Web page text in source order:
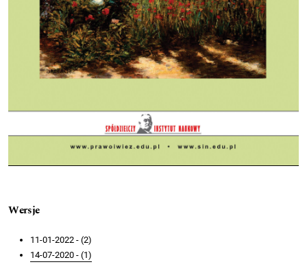
Wersje
11-01-2022 - (2)
14-07-2020 - (1)